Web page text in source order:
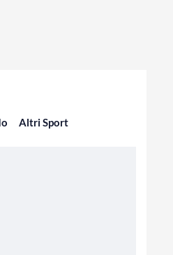
Altri Sport